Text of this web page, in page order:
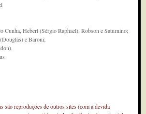
Cunha, Hebert (Sérgio Raphael), Robson e Saturnino;
e Baroni;
são reproduções de outros sites (com a devida